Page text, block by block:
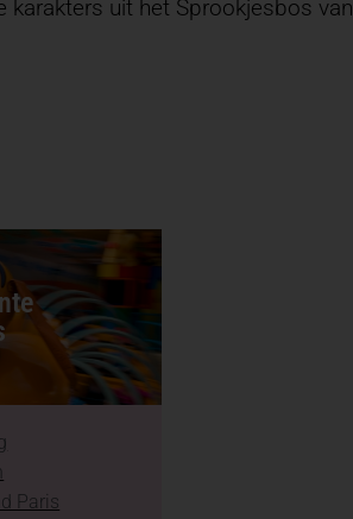
uit het Sprookjesbos van
Paris